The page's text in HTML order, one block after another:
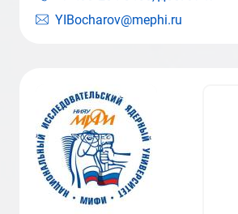
YIBocharov@mephi.ru